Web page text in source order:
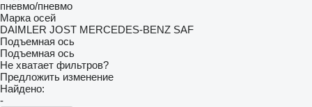
пневмо/пневмо
Марка осей
DAIMLER JOST MERCEDES-BENZ SAF
Подъемная ось
Подъемная ось
Не хватает фильтров?
Предложить изменение
Найдено:
-